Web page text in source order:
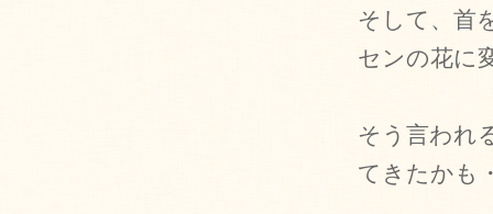
そして、首
センの花に
そう言われ
てきたかも